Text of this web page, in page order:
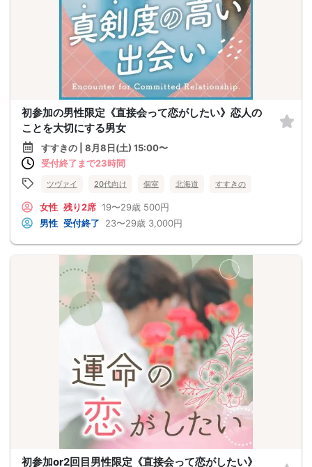
初参加の男性限定《直接会って恋がしたい》恋人の
ことを大切にする男女
すすきの | 8月8日(土) 15:00〜
受付終了まで23時間
ツヴァイ 20代向け 個室 北海道 すすきの
女性 残り2席 19〜29歳 500円
男性 受付終了 23〜29歳 3,000円
初参加or2回目男性限定《直接会って恋がしたい》